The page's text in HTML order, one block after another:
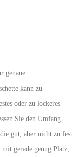
genaue
kann zu
oder zu lockeres
Sie den Umfang
gut, aber nicht zu fest
gerade genug Platz,